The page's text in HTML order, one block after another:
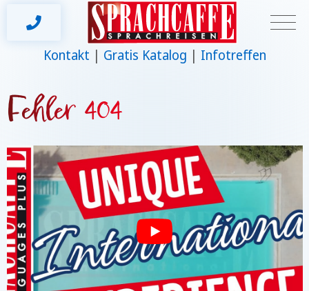
Kontakt Gratis Katalog Infotreffen
Fehler 404